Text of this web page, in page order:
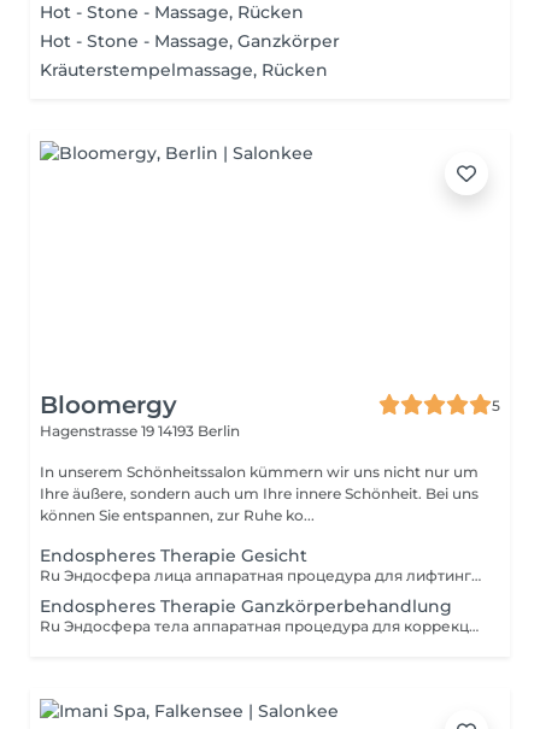
Hot - Stone - Massage, Rücken
Hot - Stone - Massage, Ganzkörper
Kräuterstempelmassage, Rücken
Bloomergy
5
Hagenstrasse 19 14193 Berlin
In unserem Schönheitssalon kümmern wir uns nicht nur um
Ihre äußere, sondern auch um Ihre innere Schönheit. Bei uns
können Sie entspannen, zur Ruhe ko...
Endospheres Therapie Gesicht
Ru Эндосфера лица аппаратная процедура для лифтинга, разглаживания морщин и улучшения микроциркуляции кожи. Стимулирует естественные процессы обновления, уменьшает отёки и делает лицо более подтянутым, свежим и сияющим. DE Endospheres für das Gesicht eine apparative Behandlung für Lifting, Faltenreduktion und Verbesserung der Mikrozirkulation der Haut. Stimuliert die natürlichen Regenerationsprozesse, reduziert Schwellungen und sorgt für ein straffes, frisches und strahlendes Gesicht. EN Endospheres facial treatment an advanced therapy for lifting, wrinkle reduction, and improving skin microcirculation. Stimulates natural regeneration, reduces puffiness, and leaves the face firmer, fresh, and radiant.
Endospheres Therapie Ganzkörperbehandlung
Ru Эндосфера тела аппаратная процедура для коррекции контуров тела, уменьшения проявлений целлюлита и улучшения микроциркуляции. Стимулирует обменные процессы, подтягивает кожу и делает её более гладкой и упругой. DE Endospheres für den Körper eine apparative Behandlung zur Körperkonturierung, Reduktion von Cellulite und Verbesserung der Mikrozirkulation. Stimuliert den Stoffwechsel, strafft die Haut und macht sie glatter und fester. EN Endospheres body treatment an advanced therapy for body contouring, cellulite reduction, and improving microcirculation. Stimulates metabolic processes, firms the skin, and leaves it smoother and more elastic.